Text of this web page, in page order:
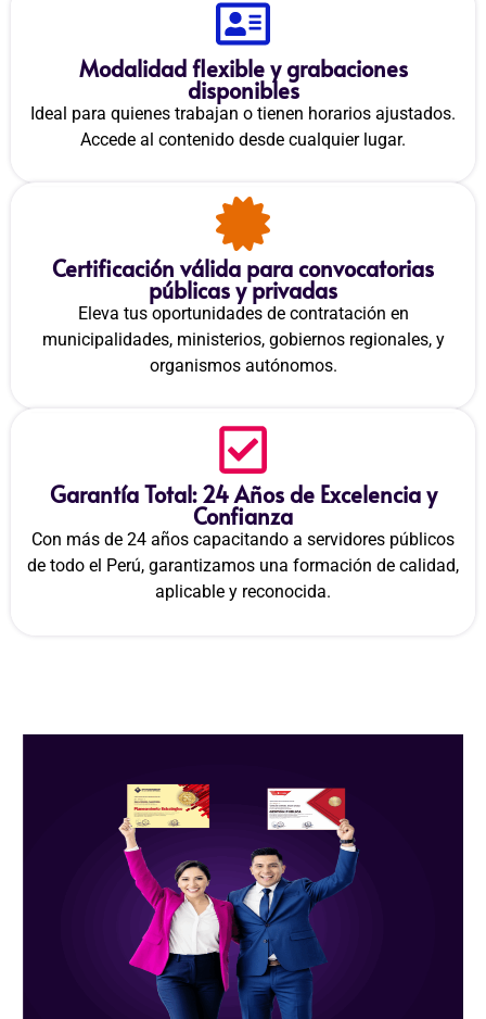
Modalidad flexible y grabaciones
disponibles
Ideal para quienes trabajan o tienen horarios ajustados.
Accede al contenido desde cualquier lugar.
Certificación válida para convocatorias
públicas y privadas
Eleva tus oportunidades de contratación en
municipalidades, ministerios, gobiernos regionales, y
organismos autónomos.
Garantía Total: 24 Años de Excelencia y
Confianza
Con más de 24 años capacitando a servidores públicos
de todo el Perú, garantizamos una formación de calidad,
aplicable y reconocida.